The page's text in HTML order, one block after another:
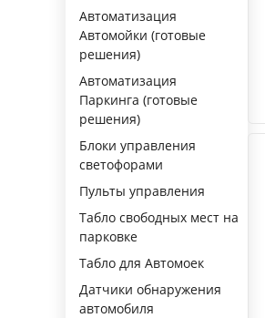
Автоматизация
Автомойки (готовые
решения)
Автоматизация
Паркинга (готовые
решения)
Блоки управления
светофорами
Пульты управления
Табло свободных мест на
парковке
Табло для Автомоек
Датчики обнаружения
автомобиля